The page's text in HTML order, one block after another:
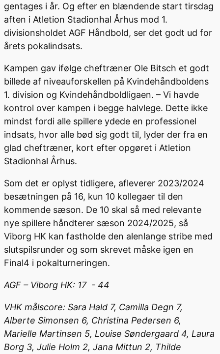
gentages i år. Og efter en blændende start tirsdag
aften i Atletion Stadionhal Århus mod 1.
divisionsholdet AGF Håndbold, ser det godt ud for
årets pokalindsats.
Kampen gav ifølge cheftræner Ole Bitsch et godt
billede af niveauforskellen på Kvindehåndboldens
1. division og Kvindehåndboldligaen. – Vi havde
kontrol over kampen i begge halvlege. Dette ikke
mindst fordi alle spillere ydede en professionel
indsats, hvor alle bød sig godt til, lyder der fra en
glad cheftræner, kort efter opgøret i Atletion
Stadionhal Århus.
Som det er oplyst tidligere, afleverer 2023/2024
besætningen på 16, kun 10 kollegaer til den
kommende sæson. De 10 skal så med relevante
nye spillere håndterer sæson 2024/2025, så
Viborg HK kan fastholde den alenlange stribe med
slutspilsrunder og som skrevet måske igen en
Final4 i pokalturneringen.
AGF – Viborg HK: 17 - 44
VHK målscore: Sara Hald 7, Camilla Degn 7,
Alberte Simonsen 6, Christina Pedersen 6,
Marielle Martinsen 5, Louise Søndergaard 4, Laura
Borg 3, Julie Holm 2, Jana Mittun 2, Thilde